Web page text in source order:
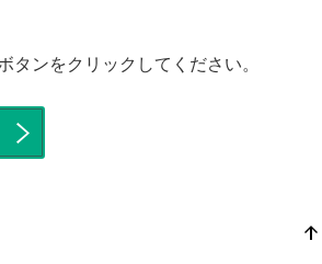
タンをクリックしてください。